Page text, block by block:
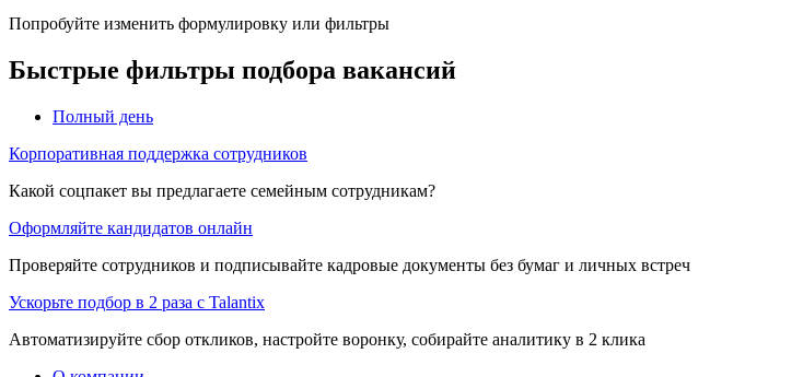
Попробуйте изменить формулировку или фильтры
Быстрые фильтры подбора вакансий
Полный день
Корпоративная поддержка сотрудников
Какой соцпакет вы предлагаете семейным сотрудникам?
Оформляйте кандидатов онлайн
Проверяйте сотрудников и подписывайте кадровые документы без бумаг и личных встреч
Ускорьте подбор в 2 раза с Talantix
Автоматизируйте сбор откликов, настройте воронку, собирайте аналитику в 2 клика